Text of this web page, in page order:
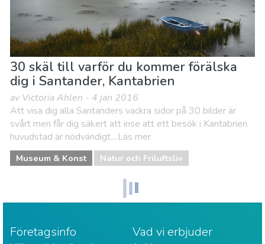
30 skäl till varför du kommer förälska
dig i Santander, Kantabrien
av Victoria Ahlen - 4 jan 2016
Att visa dig alla Santanders vackra sidor på 30 bilder är
svårt men får dig säkert att inse att ett besök i Kantabrien
huvudstad är nödvändigt....Läs mer
Museum & Konst Natur och Friluftsliv
Företagsinfo Vad vi erbjuder